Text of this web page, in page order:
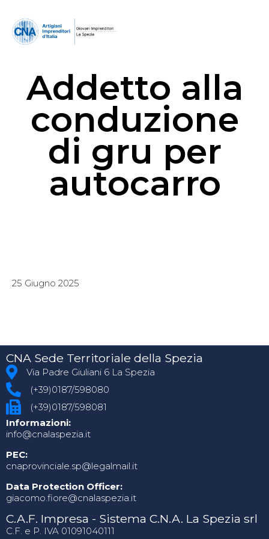
Addetto alla
conduzione
di gru per
autocarro
25 Giugno 2025
CNA Sede Territoriale della Spezia
Via Padre Giuliani 6 La Spezia
(+39)0187/598080
(+39)0187/598081
Informazioni:
info@cnalaspezia.it
PEC:
cnaprovinciale.sp@legalmail.it
Data Protection Officer:
giacomo.fiore@cnalaspezia.it
C.A.F. Impresa - Sistema C.N.A. La Spezia srl
C.F. e P. IVA 01091040111